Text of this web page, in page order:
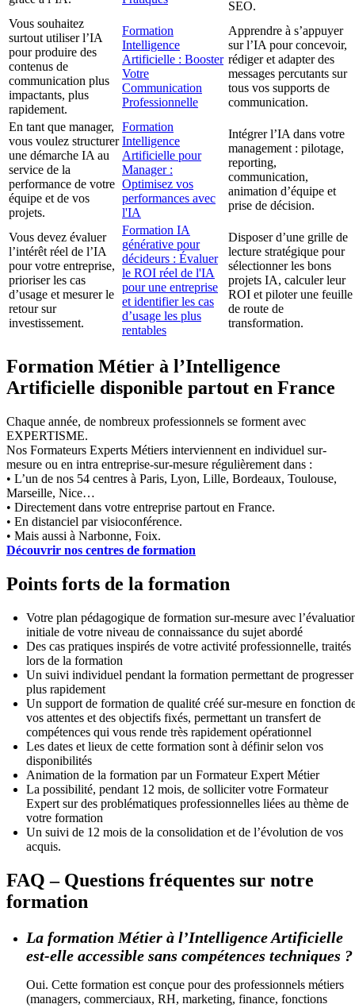
SEO.
Vous souhaitez
surtout utiliser l’IA
pour produire des
contenus de
communication plus
impactants, plus
rapidement.
Formation
Intelligence
Artificielle : Booster
Votre
Communication
Professionnelle
Apprendre à s’appuyer
sur l’IA pour concevoir,
rédiger et adapter des
messages percutants sur
tous vos supports de
communication.
En tant que manager,
vous voulez structurer
une démarche IA au
service de la
performance de votre
équipe et de vos
projets.
Formation
Intelligence
Artificielle pour
Manager :
Optimisez vos
performances avec
l'IA
Intégrer l’IA dans votre
management : pilotage,
reporting,
communication,
animation d’équipe et
prise de décision.
Vous devez évaluer
l’intérêt réel de l’IA
pour votre entreprise,
prioriser les cas
d’usage et mesurer le
retour sur
investissement.
Formation IA
générative pour
décideurs : Évaluer
le ROI réel de l'IA
pour une entreprise
et identifier les cas
d’usage les plus
rentables
Disposer d’une grille de
lecture stratégique pour
sélectionner les bons
projets IA, calculer leur
ROI et piloter une feuille
de route de
transformation.
Formation Métier à l’Intelligence
Artificielle disponible partout en France
Chaque année, de nombreux professionnels se forment avec
EXPERTISME.
Nos Formateurs Experts Métiers interviennent en individuel sur-
mesure ou en intra entreprise-sur-mesure régulièrement dans :
• L’un de nos 54 centres à Paris, Lyon, Lille, Bordeaux, Toulouse,
Marseille, Nice…
• Directement dans votre entreprise partout en France.
• En distanciel par visioconférence.
• Mais aussi à Narbonne, Foix.
Découvrir nos centres de formation
Points forts de la formation
Votre plan pédagogique de formation sur-mesure avec
initiale de votre niveau de connaissance du sujet abordé
Des cas pratiques inspirés de votre activité professionnelle, traités
lors de la formation
Un suivi individuel pendant la formation permettant de progresser
plus rapidement
Un support de formation de qualité créé sur-mesure en fonction
vos attentes et des objectifs fixés, permettant un transfert de
compétences qui vous rende très rapidement opérationnel
Les dates et lieux de cette formation sont à définir selon vos
disponibilités
Animation de la formation par un Formateur Expert Métier
La possibilité, pendant 12 mois, de solliciter votre Formateur
Expert sur des problématiques professionnelles liées au thème de
votre formation
Un suivi de 12 mois de la consolidation et de l’évolution de vos
acquis.
FAQ – Questions fréquentes sur notre
formation
La formation Métier à l’Intelligence Artificielle
est-elle accessible sans compétences techniques ?
Oui. Cette formation est conçue pour des professionnels métiers
(managers, commerciaux, RH, marketing, finance, fonctions